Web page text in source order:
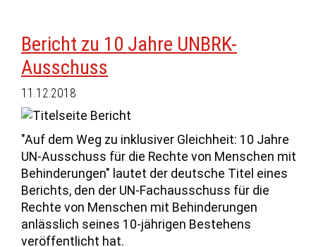
Bericht zu 10 Jahre UNBRK-
Ausschuss
11.12.2018
"Auf dem Weg zu inklusiver Gleichheit: 10 Jahre
UN-Ausschuss für die Rechte von Menschen mit
Behinderungen" lautet der deutsche Titel eines
Berichts, den der UN-Fachausschuss für die
Rechte von Menschen mit Behinderungen
anlässlich seines 10-jährigen Bestehens
veröffentlicht hat.